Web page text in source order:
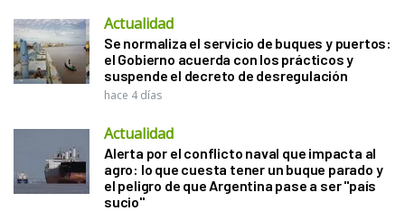
Actualidad
Se normaliza el servicio de buques y puertos:
el Gobierno acuerda con los prácticos y
suspende el decreto de desregulación
hace 4 días
Actualidad
Alerta por el conflicto naval que impacta al
agro: lo que cuesta tener un buque parado y
el peligro de que Argentina pase a ser "país
sucio"